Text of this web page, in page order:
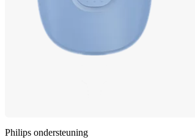
Philips ondersteuning